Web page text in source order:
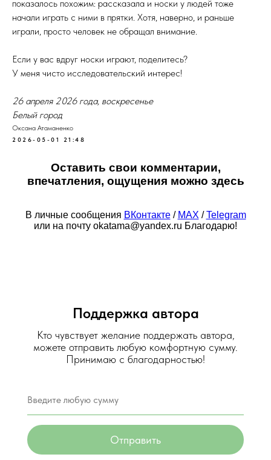
показалось похожим: рассказала и носки у людей тоже
начали играть с ними в прятки. Хотя, наверно, и раньше
играли, просто человек не обращал внимание.
Если у вас вдруг носки играют, поделитесь?
У меня чисто исследовательский интерес!
26 апреля 2026 года, воскресенье
Белый город
Оксана Атаманенко
2026-05-01 21:48
Оставить свои комментарии,
впечатления, ощущения можно здесь
В личные сообщения ВКонтакте/ МАХ /Telegram
или на почту okatama@yandex.ru Благодарю!
Поддержка автора
Кто чувствует желание поддержать автора,
можете отправить любую комфортную сумму.
Принимаю с благодарностью!
Отправить